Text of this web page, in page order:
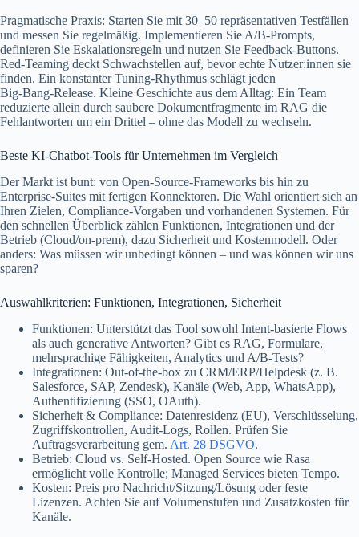
Pragmatische Praxis: Starten Sie mit 30–50 repräsentativen Testfällen
und messen Sie regelmäßig. Implementieren Sie A/B‑Prompts,
definieren Sie Eskalationsregeln und nutzen Sie Feedback-Buttons.
Red‑Teaming deckt Schwachstellen auf, bevor echte Nutzer:innen sie
finden. Ein konstanter Tuning‑Rhythmus schlägt jeden
Big‑Bang‑Release. Kleine Geschichte aus dem Alltag: Ein Team
reduzierte allein durch saubere Dokumentfragmente im RAG die
Fehlantworten um ein Drittel – ohne das Modell zu wechseln.
Beste KI-Chatbot-Tools für Unternehmen im Vergleich
Der Markt ist bunt: von Open-Source-Frameworks bis hin zu
Enterprise-Suites mit fertigen Konnektoren. Die Wahl orientiert sich an
Ihren Zielen, Compliance-Vorgaben und vorhandenen Systemen. Für
den schnellen Überblick zählen Funktionen, Integrationen und der
Betrieb (Cloud/on‑prem), dazu Sicherheit und Kostenmodell. Oder
anders: Was müssen wir unbedingt können – und was können wir uns
sparen?
Auswahlkriterien: Funktionen, Integrationen, Sicherheit
Funktionen: Unterstützt das Tool sowohl Intent-basierte Flows
als auch generative Antworten? Gibt es RAG, Formulare,
mehrsprachige Fähigkeiten, Analytics und A/B‑Tests?
Integrationen: Out‑of‑the‑box zu CRM/ERP/Helpdesk (z. B.
Salesforce, SAP, Zendesk), Kanäle (Web, App, WhatsApp),
Authentifizierung (SSO, OAuth).
Sicherheit & Compliance: Datenresidenz (EU), Verschlüsselung,
Zugriffskontrollen, Audit-Logs, Rollen. Prüfen Sie
Auftragsverarbeitung gem. Art. 28 DSGVO.
Betrieb: Cloud vs. Self‑Hosted. Open Source wie Rasa
ermöglicht volle Kontrolle; Managed Services bieten Tempo.
Kosten: Preis pro Nachricht/Sitzung/Lösung oder feste
Lizenzen. Achten Sie auf Volumenstufen und Zusatzkosten für
Kanäle.